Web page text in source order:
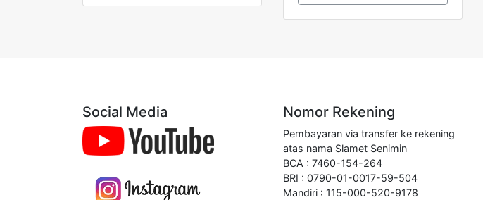
Social Media Nomor Rekening
Pembayaran via transfer ke rekening
atas nama Slamet Senimin
BCA : 7460-154-264
BRI : 0790-01-0017-59-504
Mandiri : 115-000-520-9178